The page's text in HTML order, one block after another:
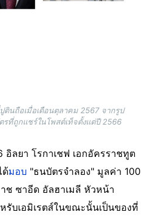
ตินถือเมื่อเดือนตุลาคม 2567 จากรูป
รที่ถูกแชร์ในโพสต์เท็จตั้งแต่ปี 2566
ลยา โรกาเชฟ เอกอัครราชทูต
ด้มอบ "ธนบัตรจำลอง" มูลค่า 100
ช ซาอีด อัลฮาเมลี หัวหน้า
รับเอมิเรตส์ในขณะนั้นเป็นของที่